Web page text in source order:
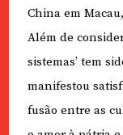
China em
Além de
sistemas’ tem
manifestou
fusão entre as